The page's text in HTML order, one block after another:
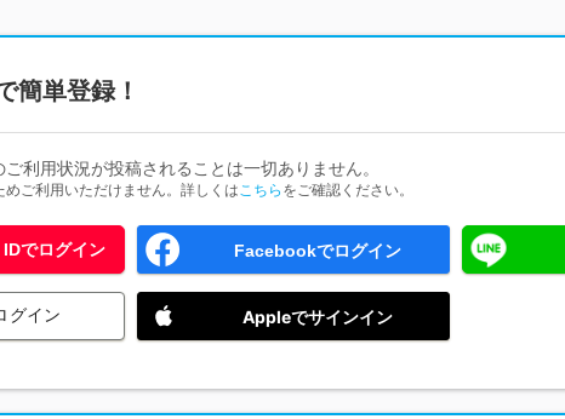
簡単登録！
利用状況が投稿されることは一切ありません。
ご利用いただけません。詳しくはこちら をご確認ください。
でログイン Facebookでログイン
グイン Appleでサインイン